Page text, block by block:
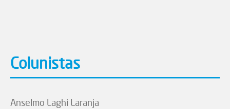
Colunistas
Anselmo Laghi Laranja